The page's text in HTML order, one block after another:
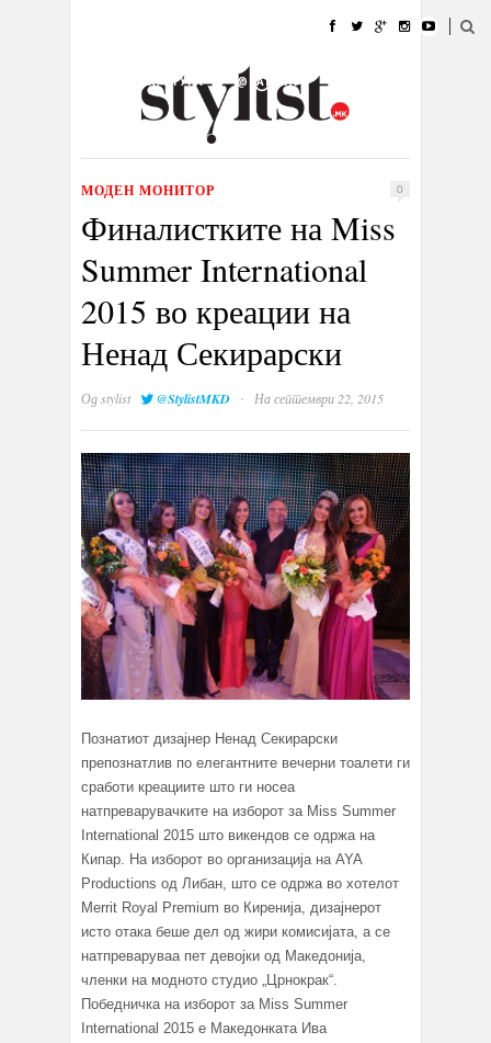
УБАВИНА
КУЛТУРА @РАБОТА
ИЗЛОГ
МОДЕН МОНИТОР 0
Финалистките на Miss
Summer International
2015 во креации на
Ненад Секирарски
Одstylist @StylistMKD · На септември 22, 2015
Познатиот дизајнер Ненад Секирарски
препознатлив по елегантните вечерни тоалети ги
сработи креациите што ги носеа
натпреварувачките на изборот за Miss Summer
International 2015 што викендов се одржа на
Кипар. На изборот во организација на AYA
Productions од Либан, што се одржа во хотелот
Merrit Royal Premium во Киренија, дизајнерот
исто отака беше дел од жири комисијата, а се
натпреваруваа пет девојки од Македонија,
членки на модното студио „Црнокрак“.
Победничка на изборот за Miss Summer
International 2015 е Македонката Ива